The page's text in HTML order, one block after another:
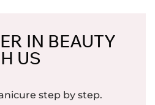
IN BEAUTY
US
step by step.